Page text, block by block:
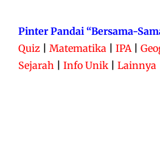
Pinter Pandai “Bersama-
Quiz
Matematika IPA|
Sejarah
Info Unik Lainnya